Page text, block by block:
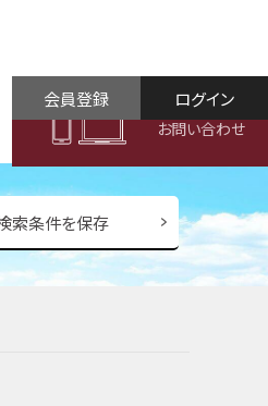
お問い合わせ
ログイン
会員登録
索条件を保存